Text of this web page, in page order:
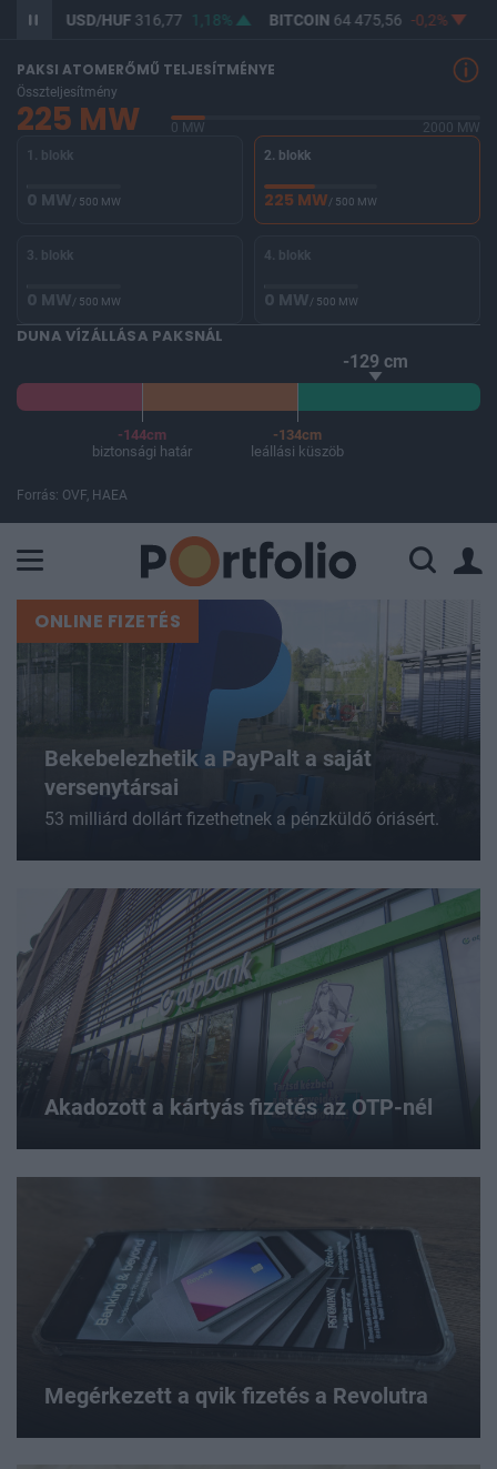
USD/HUF316,77 1,18% BITCOIN64 475,56 -0,2% BUX146
PAKSI ATOMERŐMŰ TELJESÍTMÉNYE
Összteljesítmény
225 MW 0 MW
2000 MW
1. blokk
0 MW/ 500 MW
2. blokk
225 MW/ 500 MW
3. blokk
0 MW/ 500 MW
4. blokk
0 MW/ 500 MW
DUNA VÍZÁLLÁSA PAKSNÁL
-129 cm
-144cm
biztonsági határ
-134cm
leállási küszöb
Forrás: OVF, HAEA
ONLINE FIZETÉS
Bekebelezhetik a PayPalt a saját
versenytársai
53 milliárd dollárt fizethetnek a pénzküldő óriásért.
Akadozott a kártyás fizetés az OTP-nél
Megérkezett a qvik fizetés a Revolutra